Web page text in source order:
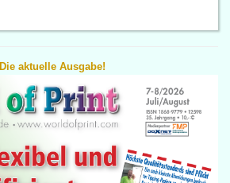
Die aktuelle Ausgabe!